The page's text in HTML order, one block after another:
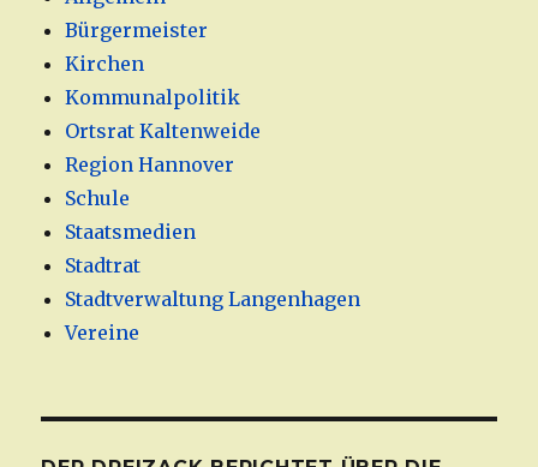
Bürgermeister
Kirchen
Kommunalpolitik
Ortsrat Kaltenweide
Region Hannover
Schule
Staatsmedien
Stadtrat
Stadtverwaltung Langenhagen
Vereine